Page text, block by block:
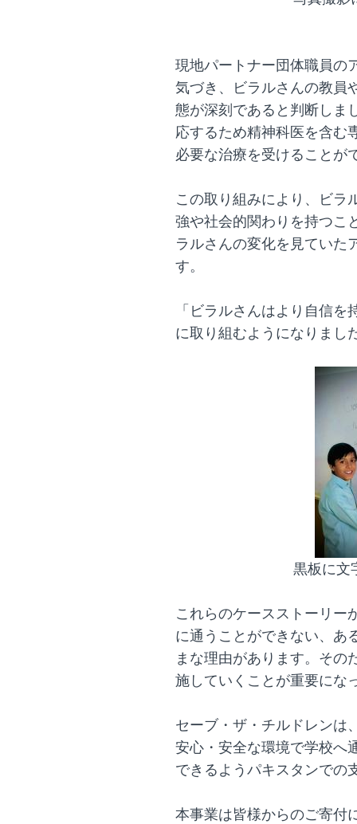
現地パートナー団体職員の
気づき、ビラルさんの教員
態が深刻であると判断しま
応するため精神科医を含む
必要な治療を受けることが
この取り組みにより、ビラ
強や社会的関わりを持つこ
ラルさんの変化を見ていた
す。
「ビラルさんはより自信
に取り組むようになりまし
黒板に文
これらのケースストーリー
に通うことができない、あ
まな理由があります。その
施していくことが重要にな
セーブ・ザ・チルドレンは
安心・安全な環境で学校へ
できるようパキスタンでの
本事業は皆様からのご寄付